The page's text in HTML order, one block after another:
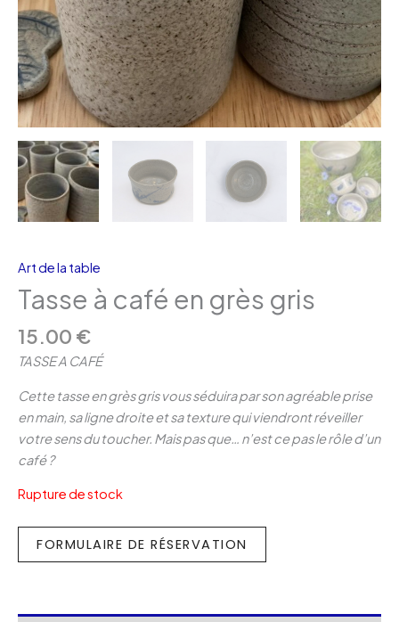
Art de la table
Tasse à café en grès gris
15.00 €
TASSE A CAFÉ
Cette tasse en grès gris vous séduira par son agréable prise
en main, sa ligne droite et sa texture qui viendront réveiller
votre sens du toucher. Mais pas que… n’est ce pas le rôle d’un
café ?
Rupture de stock
FORMULAIRE DE RÉSERVATION